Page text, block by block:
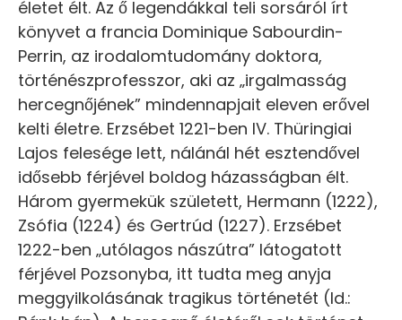
életet élt. Az ő legendákkal teli sorsáról írt
könyvet a francia Dominique Sabourdin-
Perrin, az irodalomtudomány doktora,
történészprofesszor, aki az „irgalmasság
hercegnőjének” mindennapjait eleven erővel
kelti életre. Erzsébet 1221-ben IV. Thüringiai
Lajos felesége lett, nálánál hét esztendővel
idősebb férjével boldog házasságban élt.
Három gyermekük született, Hermann (1222),
Zsófia (1224) és Gertrúd (1227). Erzsébet
1222-ben „utólagos nászútra” látogatott
férjével Pozsonyba, itt tudta meg anyja
meggyilkolásának tragikus történetét (ld.: